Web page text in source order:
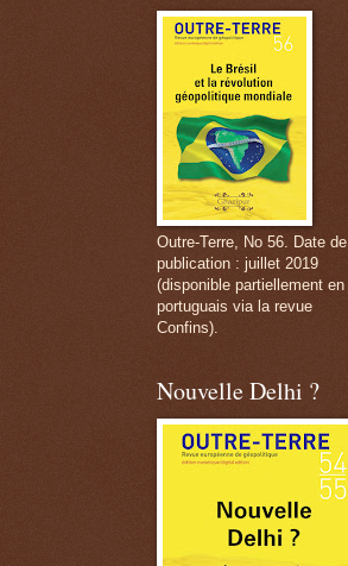
Outre-Terre, No 56. Date de
publication : juillet 2019
(disponible partiellement en
portuguais via la revue
Confins).
Nouvelle Delhi ?